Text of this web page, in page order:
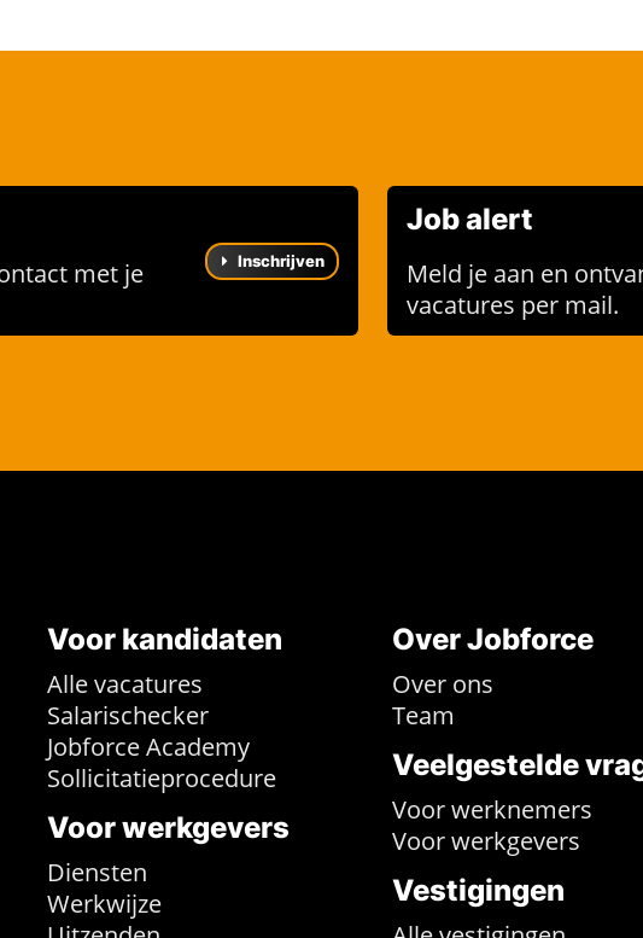
met je
Inschrijven
Job alert
Meld je aan en
vacatures per mail.
Voor kandidaten
Alle vacatures
Salarischecker
Jobforce Academy
Sollicitatieprocedure
Voor werkgevers
Diensten
Werkwijze
Over Jobforce
Over ons
Team
Veelgestelde
Voor werknemers
Voor werkgevers
Vestigingen